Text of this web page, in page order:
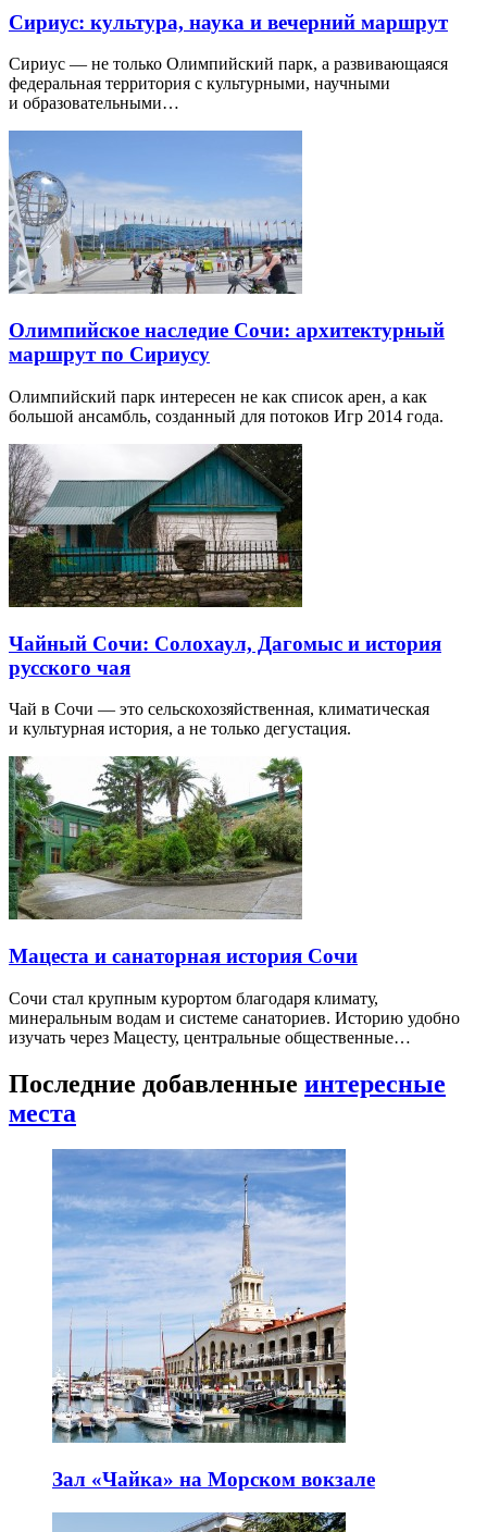
Сириус: культура, наука и вечерний маршрут
Сириус — не только Олимпийский парк, а развивающаяся
федеральная территория с культурными, научными
и образовательными…
Олимпийское наследие Сочи: архитектурный
маршрут по Сириусу
Олимпийский парк интересен не как список арен, а как
большой ансамбль, созданный для потоков Игр 2014 года.
Чайный Сочи: Солохаул, Дагомыс и история
русского чая
Чай в Сочи — это сельскохозяйственная, климатическая
и культурная история, а не только дегустация.
Мацеста и санаторная история Сочи
Сочи стал крупным курортом благодаря климату,
минеральным водам и системе санаториев. Историю удобно
изучать через Мацесту, центральные общественные…
Последние добавленные интересные
места
Зал «Чайка» на Морском вокзале